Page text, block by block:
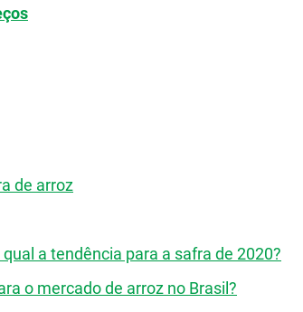
de arroz
a tendência para a safra de 2020?
o mercado de arroz no Brasil?